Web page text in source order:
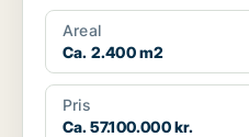
Areal
Ca. 2.400 m2
Pris
Ca. 57.100.000 kr.